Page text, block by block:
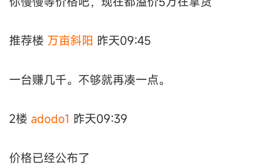
推荐楼 万亩斜阳 昨天09:45
一台赚几千。不够就再凑一点。
2楼 adodo1 昨天09:39
价格已经公布了